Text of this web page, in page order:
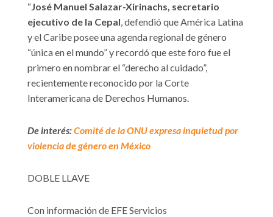
“José Manuel Salazar-Xirinachs, secretario
ejecutivo de la Cepal, defendió que América Latina
y el Caribe posee una agenda regional de género
“única en el mundo” y recordó que este foro fue el
primero en nombrar el “derecho al cuidado”,
recientemente reconocido por la Corte
Interamericana de Derechos Humanos.
De interés:Comité de la ONU expresa inquietud por
violencia de género en México
DOBLE LLAVE
Con información de EFE Servicios